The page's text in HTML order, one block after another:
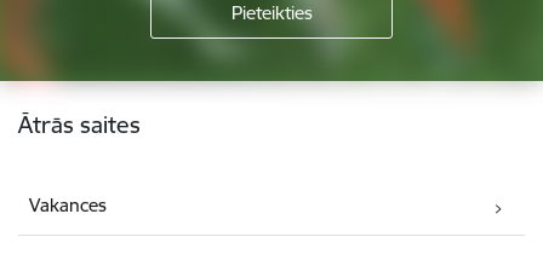
Kājene
Ātrās saites
Vakances